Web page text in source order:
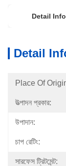
Detail
Detail
Place Of
উত্পাদন প্রকার:
উপাদান:
চাপ রেটিং:
সারফেস ট্রিটমেন্ট: